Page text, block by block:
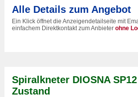
Alle Details zum Angebot
Ein Klick öffnet die Anzeigendetailseite mit
einfachem Direktkontakt zum Anbieter ohne
Spiralkneter DIOSNA
Zustand